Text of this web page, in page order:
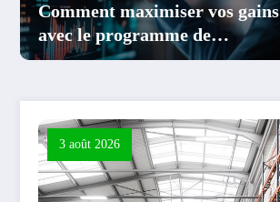
Comment maximiser vos gains
avec le programme de
parrainage et cashback
Lire la suite
3 août 2026